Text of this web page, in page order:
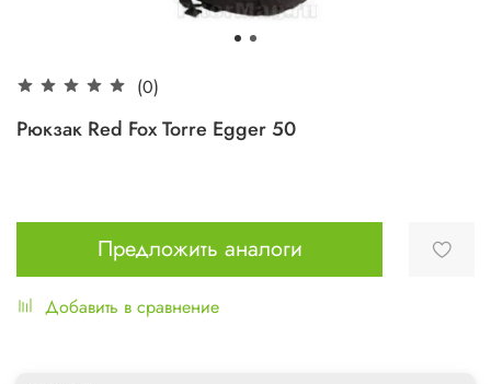
(0)
Рюкзак Red Fox Torre Egger 50
Предложить аналоги
Добавить в сравнение